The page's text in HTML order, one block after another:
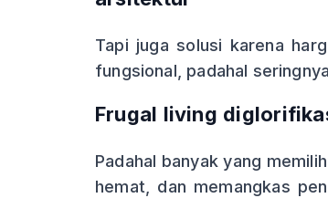
Tapi juga solusi karena
fungsional, padahal
Frugal living
Padahal banyak yang
hemat, dan memangkas